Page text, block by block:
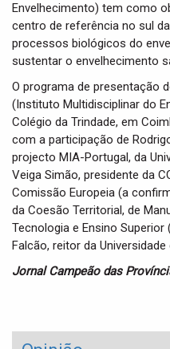
Envelhecimento) tem como
centro de referência no sul
processos biológicos do
sustentar o envelhecimento
O programa de presentação
(Instituto Multidisciplinar do
Colégio da Trindade, em
com a participação de
projecto MIA-Portugal, da
Veiga Simão, presidente da
Comissão Europeia (a
da Coesão Territorial, de
Tecnologia e Ensino
Falcão, reitor da Universidade
Jornal Campeão das